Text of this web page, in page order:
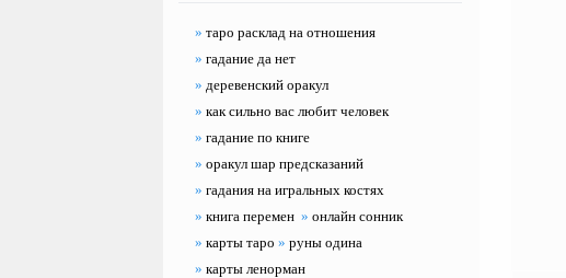
» таро расклад на отношения
» гадание да нет
» деревенский оракул
» как сильно вас любит человек
» гадание по книге
» оракул шар предсказаний
» гадания на игральных костях
» книга перемен » онлайн сонник
» карты таро » руны одина
» карты ленорман